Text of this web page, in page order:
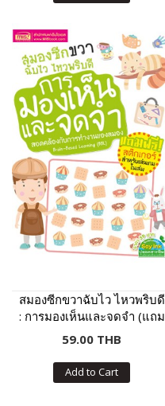
สมองซีกขวาฉับไว ไหวพริบดี
: การมองเห็นและจดจำ (แถม
ฟรี! สติกเกอร์)
59.00 THB
Add to Cart